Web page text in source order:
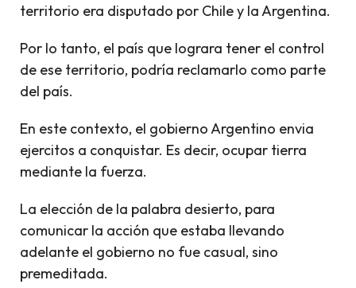
territorio era disputado por Chile y la Argentina.
Por lo tanto, el país que lograra tener el control
de ese territorio, podría reclamarlo como parte
del país.
En este contexto, el gobierno Argentino envia
ejercitos a conquistar. Es decir, ocupar tierra
mediante la fuerza.
La elección de la palabra desierto, para
comunicar la acción que estaba llevando
adelante el gobierno no fue casual, sino
premeditada.